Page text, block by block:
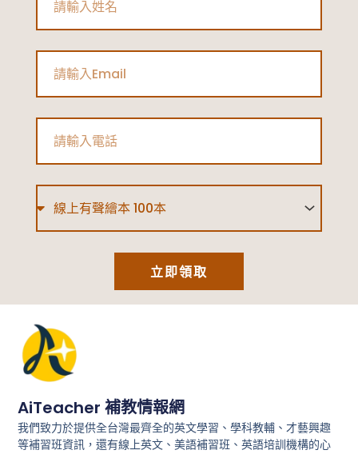
立即領取
AiTeacher 補教情報網
我們致力於提供全台灣最齊全的英文學習、學科教輔、才藝興趣
等補習班資訊，還有線上英文、美語補習班、英語培訓機構的心